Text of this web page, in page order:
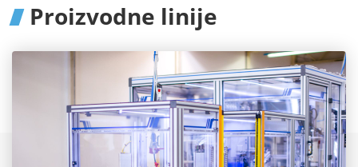
Proizvodne linije